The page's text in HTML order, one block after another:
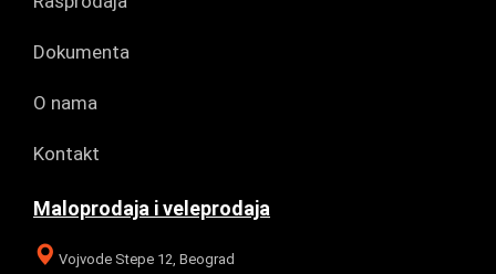
Dokumenta
O nama
Kontakt
Maloprodaja i veleprodaja
Vojvode Stepe 12, Beograd